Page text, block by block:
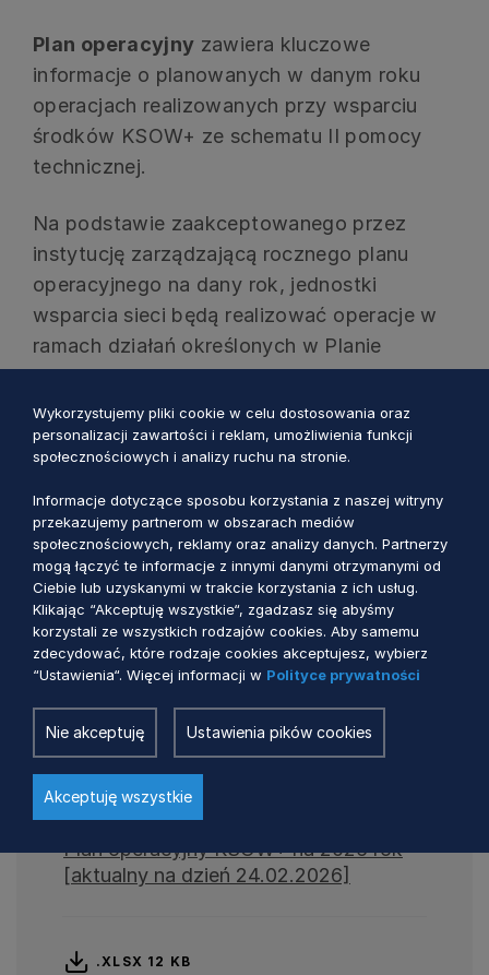
Plan operacyjny zawiera kluczowe
informacje o planowanych w danym roku
operacjach realizowanych przy wsparciu
środków KSOW+ ze schematu II pomocy
technicznej.
Na podstawie zaakceptowanego przez
instytucję zarządzającą rocznego planu
operacyjnego na dany rok, jednostki
wsparcia sieci będą realizować operacje w
ramach działań określonych w Planie
działania KSOW+.
Zostań Partnerem KSOW+ KLIKNIJ by
wypełnić formularz zgłoszeniowy
Do pobrania
.XLSX 12 KB
Plan operacyjny KSOW+ na 2026 rok
[aktualny na dzień 24.02.2026]
.XLSX 12 KB
Wykorzystujemy pliki cookie w celu dostosowania oraz
personalizacji zawartości i reklam, umożliwienia funkcji
społecznościowych i analizy ruchu na stronie.
Informacje dotyczące sposobu korzystania z naszej witryny
przekazujemy partnerom w obszarach mediów
społecznościowych, reklamy oraz analizy danych. Partnerzy
mogą łączyć te informacje z innymi danymi otrzymanymi od
Ciebie lub uzyskanymi w trakcie korzystania z ich usług.
Klikając “Akceptuję wszystkie“, zgadzasz się abyśmy
korzystali ze wszystkich rodzajów cookies. Aby samemu
zdecydować, które rodzaje cookies akceptujesz, wybierz
“Ustawienia“. Więcej informacji w Polityce prywatności
Nie akceptuję Ustawienia pików cookies
Akceptuję wszystkie